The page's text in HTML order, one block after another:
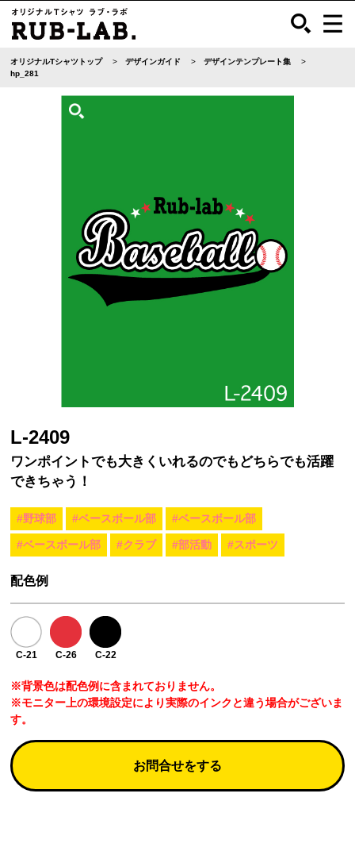
オリジナルTシャツトップ デザインガイド
デザインテンプレート集
hp_281
L-2409
ワンポイントでも大きくいれるのでもどちらでも活躍
できちゃう！
#野球部 #ベースボール部 #ベースボール部
#ベースボール部 #クラブ #部活動 #スポーツ
配色例
C-21 C-26 C-22
※背景色は配色例に含まれておりません。
※モニター上の環境設定により実際のインクと違う場合がございま
す。
お問合せをする